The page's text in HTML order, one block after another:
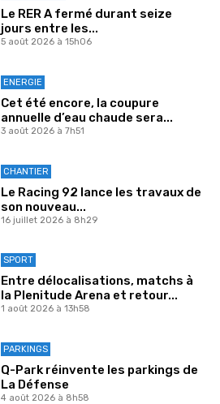
Le RER A fermé durant seize
jours entre les...
5 août 2026 à 15h06
ENERGIE
Cet été encore, la coupure
annuelle d’eau chaude sera...
3 août 2026 à 7h51
CHANTIER
Le Racing 92 lance les travaux de
son nouveau...
16 juillet 2026 à 8h29
SPORT
Entre délocalisations, matchs à
la Plenitude Arena et retour...
1 août 2026 à 13h58
PARKINGS
Q-Park réinvente les parkings de
La Défense
4 août 2026 à 8h58